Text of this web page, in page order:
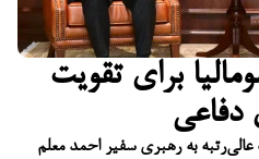
برای تقویت
دفاعی
به رهبری سفیر احمد معلم